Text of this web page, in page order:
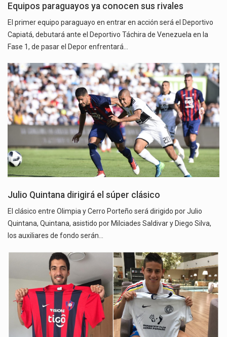
Equipos paraguayos ya conocen sus rivales
El primer equipo paraguayo en entrar en acción será el Deportivo
Capiatá, debutará ante el Deportivo Táchira de Venezuela en la
Fase 1, de pasar el Depor enfrentará…
Julio Quintana dirigirá el súper clásico
El clásico entre Olimpia y Cerro Porteño será dirigido por Julio
Quintana, Quintana, asistido por Milciades Saldivar y Diego Silva,
los auxiliares de fondo serán…